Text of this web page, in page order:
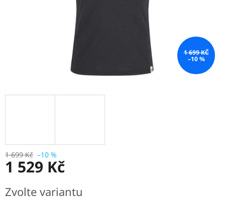
1 699 KČ
–10 %
1 699 Kč –10 %
1 529 Kč
cena:
Zvolte variantu